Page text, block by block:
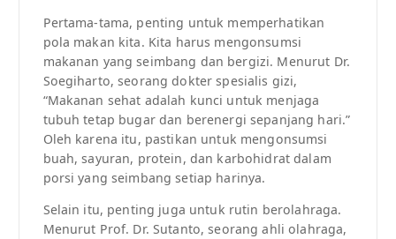
Pertama-tama, penting untuk memperhatikan
pola makan kita. Kita harus mengonsumsi
makanan yang seimbang dan bergizi. Menurut Dr.
Soegiharto, seorang dokter spesialis gizi,
“Makanan sehat adalah kunci untuk menjaga
tubuh tetap bugar dan berenergi sepanjang hari.”
Oleh karena itu, pastikan untuk mengonsumsi
buah, sayuran, protein, dan karbohidrat dalam
porsi yang seimbang setiap harinya.
Selain itu, penting juga untuk rutin berolahraga.
Menurut Prof. Dr. Sutanto, seorang ahli olahraga,